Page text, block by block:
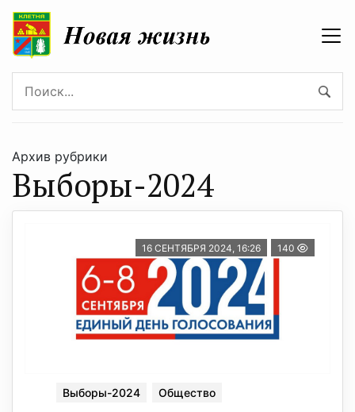
Архив рубрики
Выборы-2024
16 СЕНТЯБРЯ 2024, 16:26 140
Выборы-2024 Общество